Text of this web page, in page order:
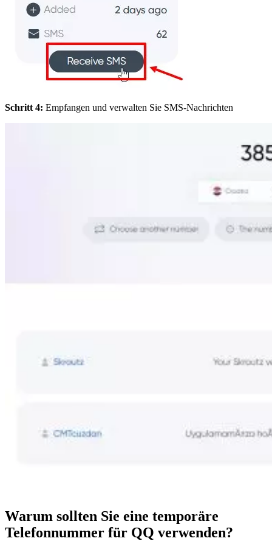
Schritt 4: Empfangen und verwalten Sie SMS-Nachrichten
Warum sollten Sie eine temporäre
Telefonnummer für QQ verwenden?